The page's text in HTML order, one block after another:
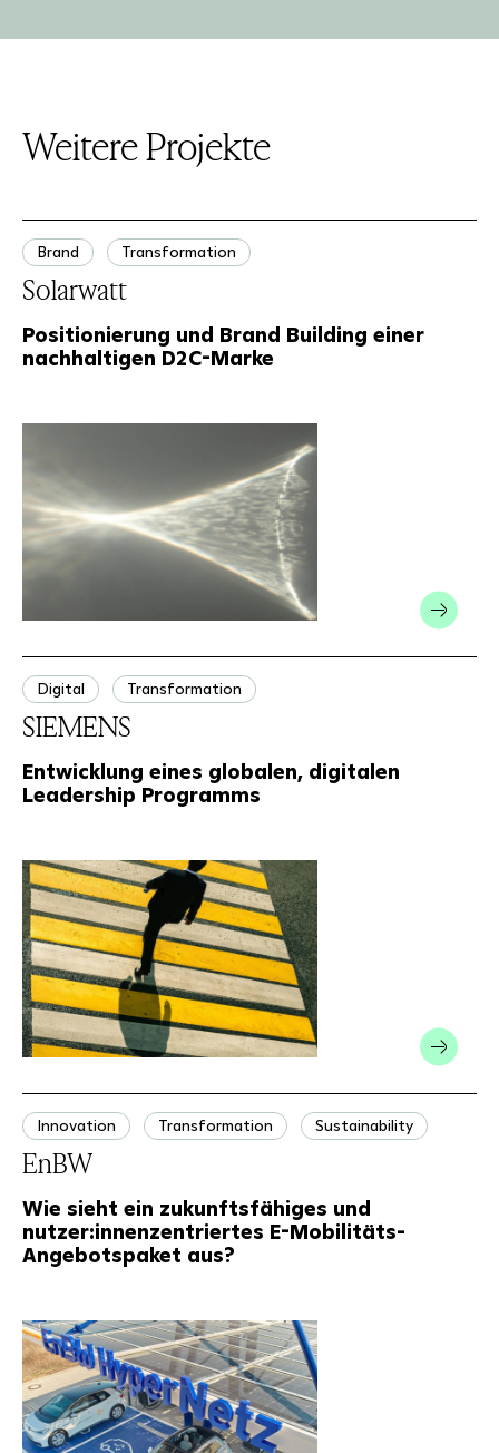
Weitere Projekte
Brand Transformation
Solarwatt
Positionierung und Brand Building einer
nachhaltigen D2C-Marke
Digital Transformation
SIEMENS
Entwicklung eines globalen, digitalen
Leadership Programms
Innovation Transformation Sustainability
EnBW
Wie sieht ein zukunftsfähiges und
nutzer:innenzentriertes E-Mobilitäts-
Angebotspaket aus?